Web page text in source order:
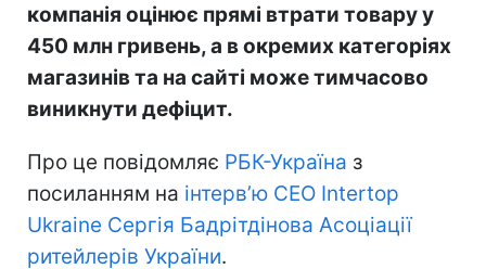
компанія оцінює прямі втрати товару у
450 млн гривень, а в окремих категоріях
магазинів та на сайті може тимчасово
виникнути дефіцит.
Про це повідомляє РБК-Україна з
посиланням на інтерв’ю CEO Intertop
Ukraine Сергія Бадрітдінова Асоціації
ритейлерів України.